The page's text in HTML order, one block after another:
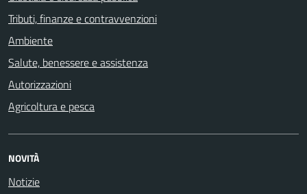
Tributi, finanze e contravvenzioni
Ambiente
Salute, benessere e assistenza
Autorizzazioni
Agricoltura e pesca
NOVITÀ
Notizie